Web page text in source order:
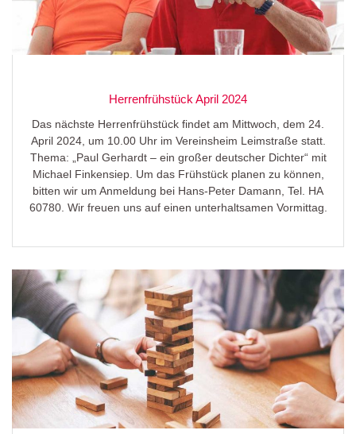
Herrenfrühstück April 2024
Das nächste Herrenfrühstück findet am Mittwoch, dem 24.
April 2024, um 10.00 Uhr im Vereinsheim Leimstraße statt.
Thema: „Paul Gerhardt – ein großer deutscher Dichter“ mit
Michael Finkensiep. Um das Frühstück planen zu können,
bitten wir um Anmeldung bei Hans-Peter Damann, Tel. HA
60780. Wir freuen uns auf einen unterhaltsamen Vormittag.